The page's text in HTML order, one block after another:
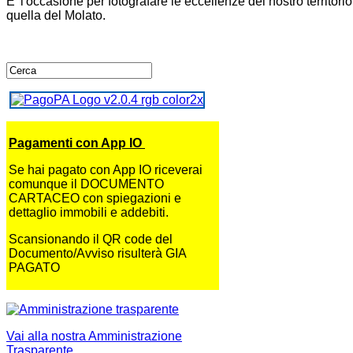
quella del Molato.
Pagamenti con App IO
Se hai pagato con App IO riceverai
comunque il DOCUMENTO
CARTACEO con spiegazioni e
dettaglio immobili e addebiti.
Scansionando il QR code del
Documento/Avviso risulterà GIA
PAGATO
Vai alla nostra Amministrazione
Trasparente